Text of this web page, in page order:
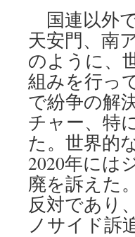
国連以外
天安門、南
のように、
組みを行っ
で紛争の解
チャー、特
た。世界的
2020年には
廃を訴えた
反対であり
ノサイド訴